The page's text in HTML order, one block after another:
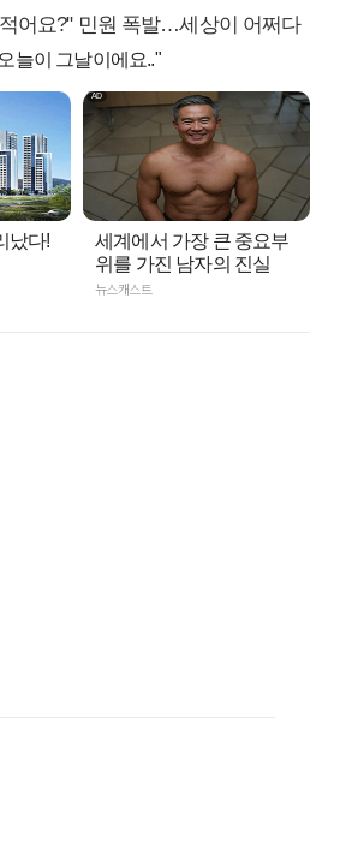
어요?" 민원 폭발…세상이 어쩌다
늘이 그날이에요.."
났다!
세계에서 가장 큰 중요부
위를 가진 남자의 진실
뉴스캐스트